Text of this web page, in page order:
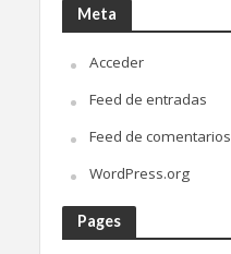
Meta
Acceder
Feed de entradas
Feed de comentarios
WordPress.org
Pages